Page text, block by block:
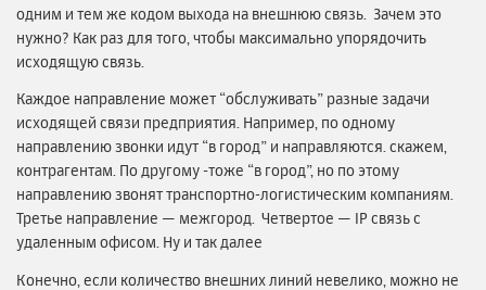
одним и тем же кодом выхода на внешнюю связь. Зачем это
нужно? Как раз для того, чтобы максимально упорядочить
исходящую связь.
Каждое направление может “обслуживать” разные задачи
исходящей связи предприятия. Например, по одному
направлению звонки идут “в город” и направляются. скажем,
контрагентам. По другому -тоже “в город”, но по этому
направлению звонят транспортно-логистическим компаниям.
Третье направление — межгород. Четвертое — IP связь с
удаленным офисом. Ну и так далее
Конечно, если количество внешних линий невелико, можно не